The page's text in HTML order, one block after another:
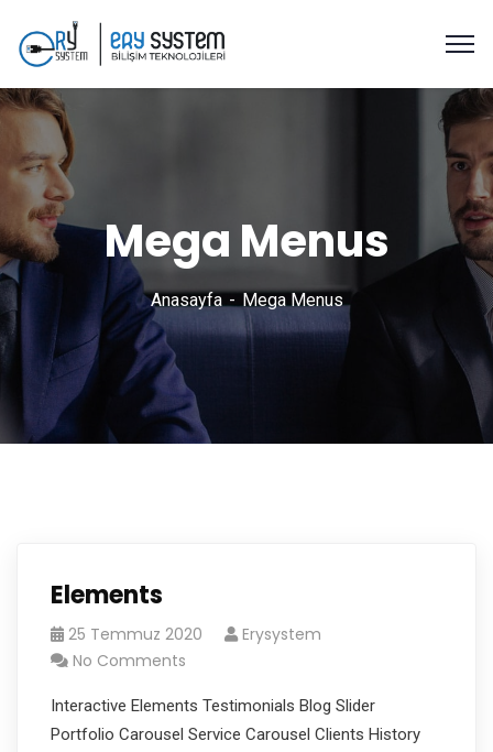
Mega Menus
Anasayfa Mega Menus
Elements
25 Temmuz 2020
Erysystem
No Comments
Interactive Elements Testimonials Blog Slider
Portfolio Carousel Service Carousel Clients History